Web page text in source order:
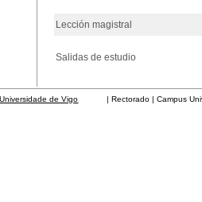
Lección magistral
Salidas de estudio
Universidade de Vigo | Rectorado | Campus